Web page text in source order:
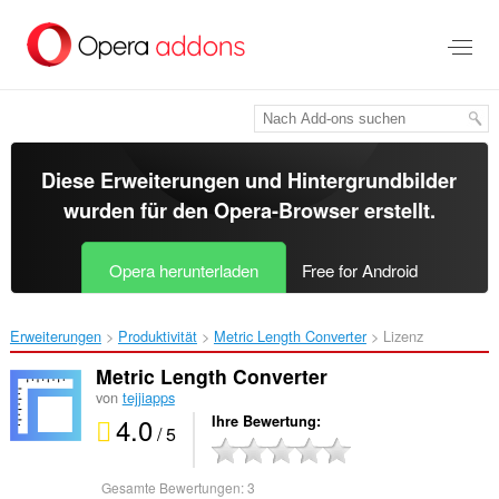
Hauptinhalt
springen
Diese Erweiterungen und Hintergrundbilder
wurden für den Opera-Browsererstellt.
Opera herunterladen Free for Android
Erweiterungen Produktivität Metric Length Converter‎ Lizenz
Metric Length Converter
von tejjiapps
4.0/ 5 Ihre Bewertung
Gesamte Bewertungen:3